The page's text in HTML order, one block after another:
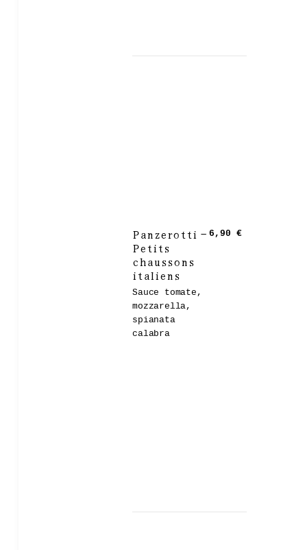
Panzerotti –
Petits
chaussons
italiens
Sauce tomate,
mozzarella,
spianata
calabra
6,90 €